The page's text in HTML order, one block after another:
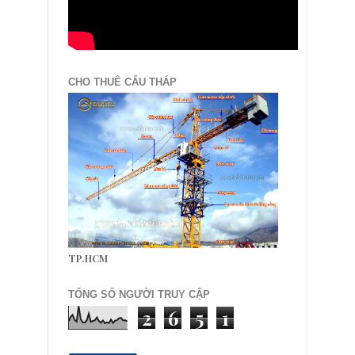
CHO THUÊ CẨU THÁP
TP.HCM
TỔNG SỐ NGƯỜI TRUY CẬP
2 6 5 1